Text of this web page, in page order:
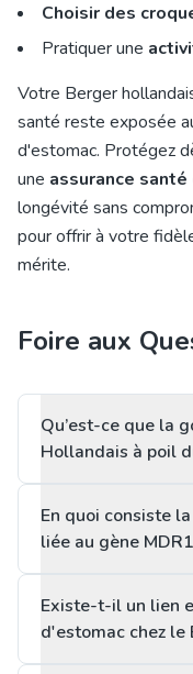
Choisir des
Pratiquer une
Votre Berger
santé reste exposée
d'estomac. Protégez
une assurance
longévité sans
pour offrir à votre
mérite.
Foire aux
Qu’est-ce que la
Hollandais à poil
En quoi consiste
liée au gène
Existe-t-il un lien
d'estomac chez